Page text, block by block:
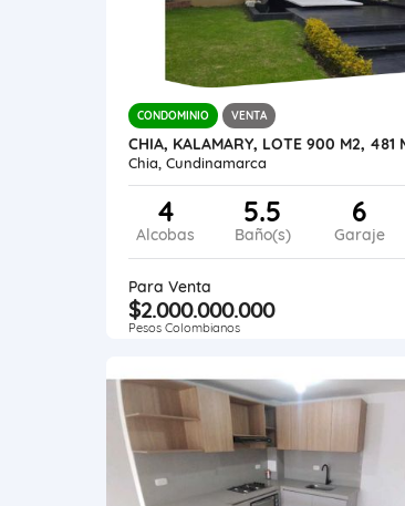
CONDOMINIO VENTA
Chia, Cundinamarca
4
Alcobas
5.5
Baño(s)
6
Garaje
Para Venta
$2.000.000.000
Pesos Colombianos